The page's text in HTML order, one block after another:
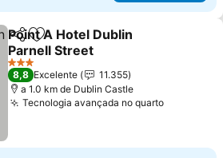
PartilharAdicionar aos favoritos
Point A Hotel Dublin
Parnell Street
Ver preços
3 Estrelas
8,8 Excelente
11.355
a 1.0 km de Dublin Castle
Tecnologia avançada no quartoVer